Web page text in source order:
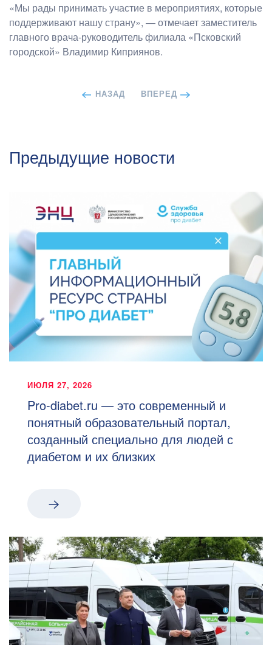
«Мы рады принимать участие в мероприятиях, которые
поддерживают нашу страну», — отмечает заместитель
главного врача-руководитель филиала «Псковский
городской» Владимир Киприянов.
НАЗАД ВПЕРЕД
Предыдущие новости
ИЮЛЯ 27, 2026
Pro-diabet.ru — это современный и
понятный образовательный портал,
созданный специально для людей с
диабетом и их близких